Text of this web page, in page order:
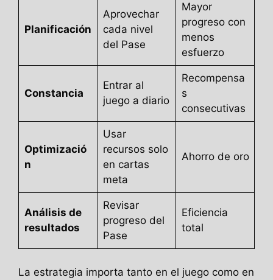
Planificación
Aprovechar
cada nivel
del Pase
Mayor
progreso con
menos
esfuerzo
Constancia
Entrar al
juego a diario
Recompensa
s
consecutivas
Optimizació
n
Usar
recursos solo
en cartas
meta
Ahorro de oro
Análisis de
resultados
Revisar
progreso del
Pase
Eficiencia
total
La estrategia importa tanto en el juego como en